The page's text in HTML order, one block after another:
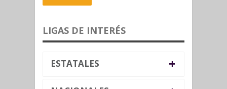
LIGAS DE INTERÉS
ESTATALES +